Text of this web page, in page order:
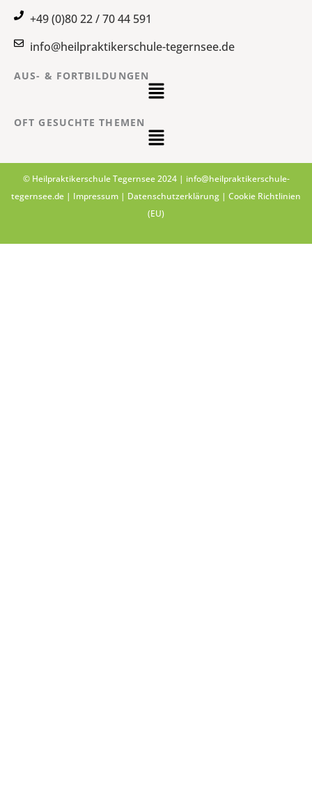
+49 (0)80 22 / 70 44 591
info@heilpraktikerschule-tegernsee.de
AUS- & FORTBILDUNGEN
Main
OFT GESUCHTE THEMEN
Main
© Heilpraktikerschule Tegernsee 2024 | info@heilpraktikerschule-
tegernsee.de | Impressum | Datenschutzerklärung | Cookie Richtlinien
(EU)